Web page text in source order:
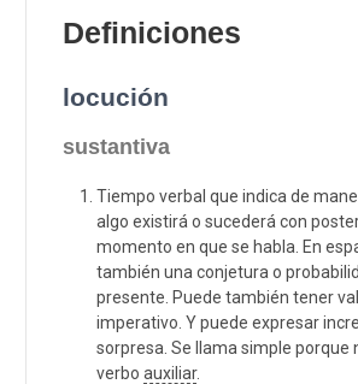
Definiciones
locución
sustantiva
Tiempo verbal que indica de
algo existirá o sucederá con
momento en que se habla. En
también una conjetura o
presente. Puede también tener
imperativo. Y puede expresar
sorpresa. Se llama simple porque
verbo auxiliar.